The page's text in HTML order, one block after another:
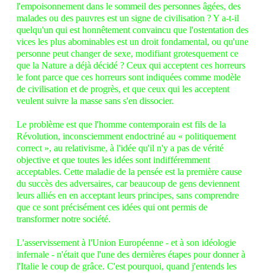
l'empoisonnement dans le sommeil des personnes âgées, des
malades ou des pauvres est un signe de civilisation ? Y a-t-il
quelqu'un qui est honnêtement convaincu que l'ostentation des
vices les plus abominables est un droit fondamental, ou qu'une
personne peut changer de sexe, modifiant grotesquement ce
que la Nature a déjà décidé ? Ceux qui acceptent ces horreurs
le font parce que ces horreurs sont indiquées comme modèle
de civilisation et de progrès, et que ceux qui les acceptent
veulent suivre la masse sans s'en dissocier.
Le problème est que l'homme contemporain est fils de la
Révolution, inconsciemment endoctriné au « politiquement
correct », au relativisme, à l'idée qu'il n'y a pas de vérité
objective et que toutes les idées sont indifféremment
acceptables. Cette maladie de la pensée est la première cause
du succès des adversaires, car beaucoup de gens deviennent
leurs alliés en en acceptant leurs principes, sans comprendre
que ce sont précisément ces idées qui ont permis de
transformer notre société.
L'asservissement à l'Union Européenne - et à son idéologie
infernale - n'était que l'une des dernières étapes pour donner à
l'Italie le coup de grâce. C'est pourquoi, quand j'entends les